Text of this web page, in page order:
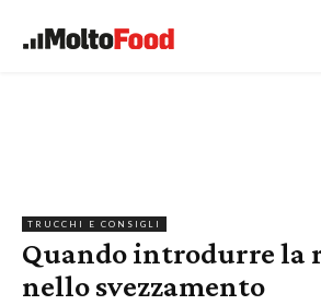
TRUCCHI E CONSIGLI
Quando introdurre la
nello svezzamento